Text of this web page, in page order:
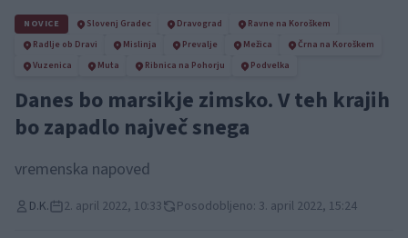
NOVICE Slovenj Gradec Dravograd
Ravne na Koroškem
Radlje ob Dravi
Mislinja Prevalje Mežica
Črna na Koroškem
Vuzenica
Muta Ribnica na Pohorju Podvelka
Danes bo marsikje zimsko. V teh krajih
bo zapadlo največ snega
vremenska napoved
D.K. 2. april 2022, 10:33 Posodobljeno: 3. april 2022, 15:24